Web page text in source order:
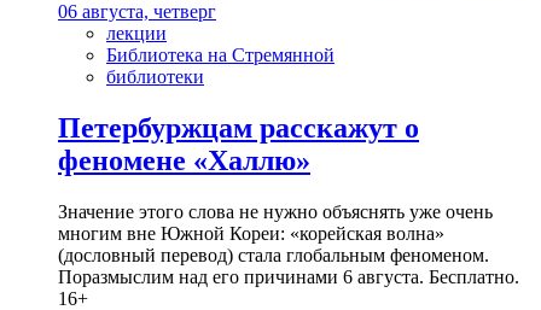
06 августа, четверг
лекции
Библиотека на Стремянной
библиотеки
Петербуржцам расскажут о
феномене «Халлю»
Значение этого слова не нужно объяснять уже очень
многим вне Южной Кореи: «корейская волна»
(дословный перевод) стала глобальным феноменом.
Поразмыслим над его причинами 6 августа. Бесплатно.
16+